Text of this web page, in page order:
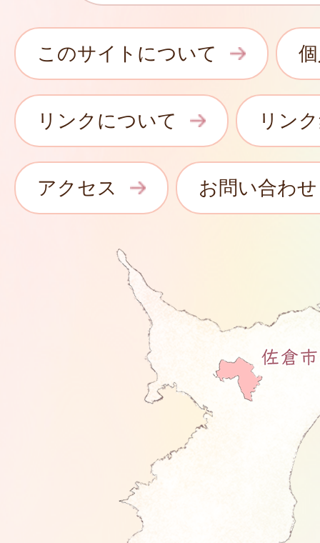
このサイトについて
リンクについて リン
アクセス お問い合わせ